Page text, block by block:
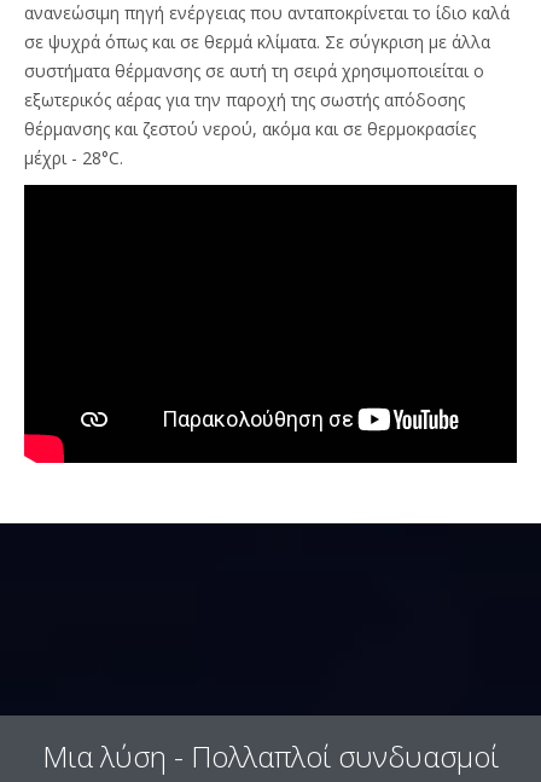
ανανεώσιμη πηγή ενέργειας που ανταποκρίνεται το ίδιο καλά
σε ψυχρά όπως και σε θερμά κλίματα. Σε σύγκριση με άλλα
συστήματα θέρμανσης σε αυτή τη σειρά χρησιμοποιείται ο
εξωτερικός αέρας για την παροχή της σωστής απόδοσης
θέρμανσης και ζεστού νερού, ακόμα και σε θερμοκρασίες
μέχρι - 28°C.
Μια λύση - Πολλαπλοί συνδυασμοί